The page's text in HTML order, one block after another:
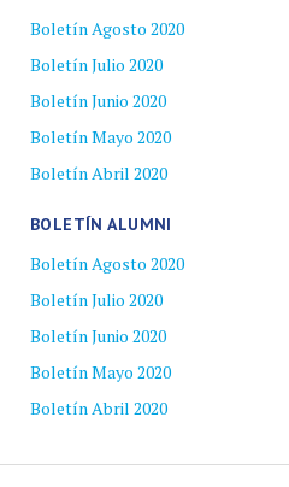
Boletín Agosto 2020
Boletín Julio 2020
Boletín Junio 2020
Boletín Mayo 2020
Boletín Abril 2020
BOLETÍN ALUMNI
Boletín Agosto 2020
Boletín Julio 2020
Boletín Junio 2020
Boletín Mayo 2020
Boletín Abril 2020